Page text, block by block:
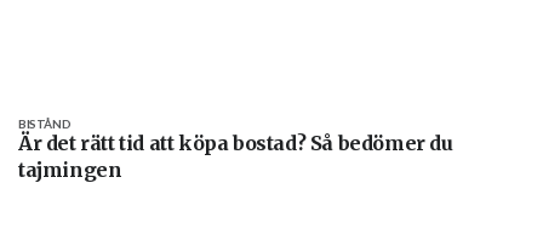
Är det rätt tid att köpa bostad? Så bedömer du
tajmingen
BISTÅND